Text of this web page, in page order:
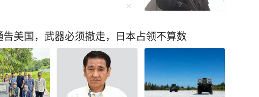
外债，看着父母四处求人、低
定决心要撑起这个家。 2006
有几十块钱，而没学历、没技
，每个月几千块的收入，想还
简直难如登天。 2012年，
美国，武器必须撤走，日本占领不算数